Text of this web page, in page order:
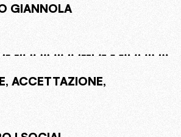
GIANNOLA
ACCETTAZIONE,